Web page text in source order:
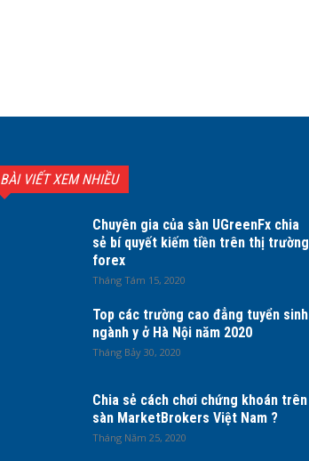
BÀI VIẾT XEM NHIỀU
Chuyên gia của sàn UGreenFx chia
sẻ bí quyết kiếm tiền trên thị trường
forex
Tháng Tám 15, 2020
Top các trường cao đẳng tuyển sinh
ngành y ở Hà Nội năm 2020
Tháng Bảy 30, 2020
Chia sẻ cách chơi chứng khoán trên
sàn MarketBrokers Việt Nam ?
Tháng Năm 25, 2020